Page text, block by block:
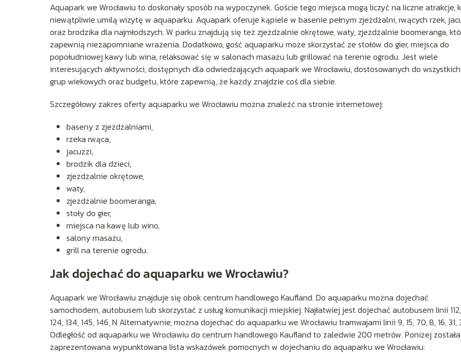
Aquapark we Wrocławiu to doskonały sposób na wypoczynek. Goście tego miejsca mogą liczyć na liczne atrakcje,
niewątpliwie umilą wizytę w aquaparku. Aquapark oferuje kąpiele w basenie pełnym zjeżdżalni, rwących rzek,
oraz brodzika dla najmłodszych. W parku znajdują się też zjeżdżalnie okrętowe, waty, zjeżdżalnie boomeranga,
zapewnią niezapomniane wrażenia. Dodatkowo, gość aquaparku może skorzystać ze stołów do gier, miejsca do
popołudniowej kawy lub wina, relaksować się w salonach masażu lub grillować na terenie ogrodu. Jest wiele
interesujących aktywności, dostępnych dla odwiedzających aquapark we Wrocławiu, dostosowanych do wszystkich
grup wiekowych oraz budgetu, które zapewnią, że każdy znajdzie coś dla siebie.
Szczegółowy zakres oferty aquaparku we Wrocławiu można znaleźć na stronie internetowej:
baseny z zjeżdżalniami,
rzeka rwąca,
jacuzzi,
brodzik dla dzieci,
zjeżdżalnie okrętowe,
waty,
zjeżdżalnie boomeranga,
stoły do gier,
miejsca na kawę lub wino,
salony masażu,
grill na terenie ogrodu.
Jak dojechać do aquaparku we Wrocławiu?
Aquapark we Wrocławiu znajduje się obok centrum handlowego Kaufland. Do aquaparku można dojechać
samochodem, autobusem lub skorzystać z usług komunikacji miejskiej. Najłatwiej jest dojechać autobusem linii 112,
124, 134, 145, 146, N Alternatywnie, można dojechać do aquaparku we Wrocławiu tramwajami linii 9, 15, 70, 8, 16, 31,
Odległość od aquaparku we Wrocławiu do centrum handlowego Kaufland to zaledwie 200 metrów. Poniżej została
zaprezentowana wypunktowana lista wskazówek pomocnych w dojechaniu do aquaparku we Wrocławiu: